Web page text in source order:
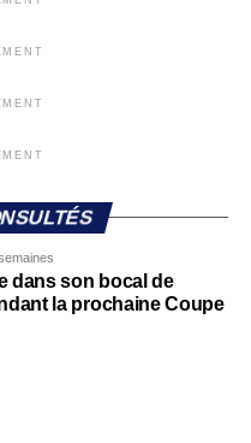
dans son bocal de
la prochaine Coupe